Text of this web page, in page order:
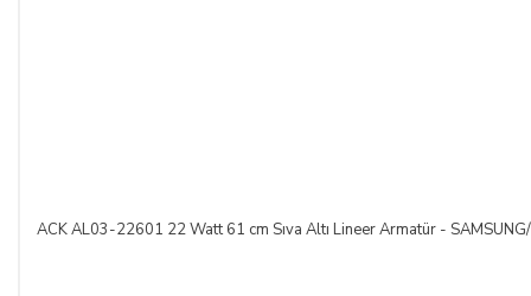
ACK AL03-22601 22 Watt 61 cm Sıva Altı Lineer Armatür -